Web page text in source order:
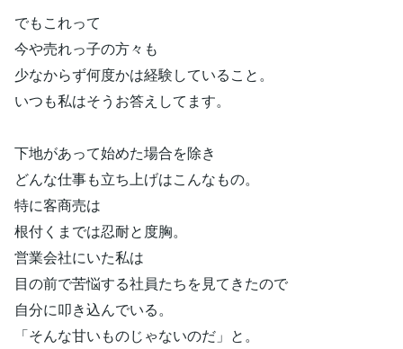
でもこれって
今や売れっ子の方々も
少なからず何度かは経験していること。
いつも私はそうお答えしてます。
下地があって始めた場合を除き
どんな仕事も立ち上げはこんなもの。
特に客商売は
根付くまでは忍耐と度胸。
営業会社にいた私は
目の前で苦悩する社員たちを見てきたので
自分に叩き込んでいる。
「そんな甘いものじゃないのだ」と。